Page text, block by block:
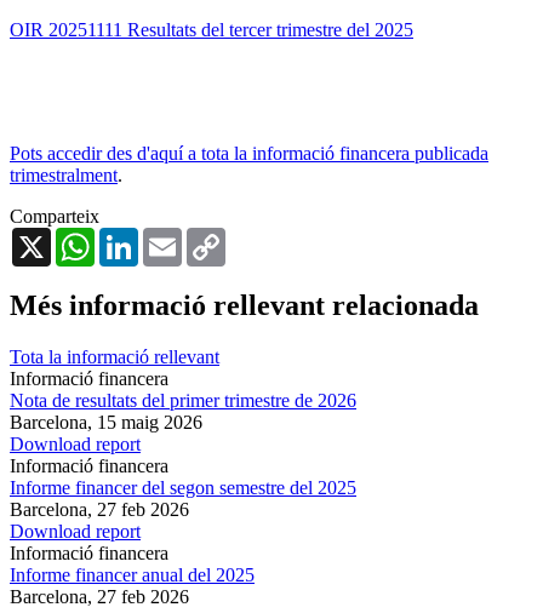
OIR 20251111 Resultats del tercer trimestre del 2025
Pots accedir des d'aquí a tota la informació financera publicada
trimestralment.
Comparteix
X
WhatsAppLinkedInEmail
Més informació rellevant relacionada
Tota la informació rellevant
Informació financera
Nota de resultats del primer trimestre de 2026
Barcelona, 15 maig 2026
Download report
Informació financera
Informe financer del segon semestre del 2025
Barcelona, 27 feb 2026
Download report
Informació financera
Informe financer anual del 2025
Barcelona, 27 feb 2026